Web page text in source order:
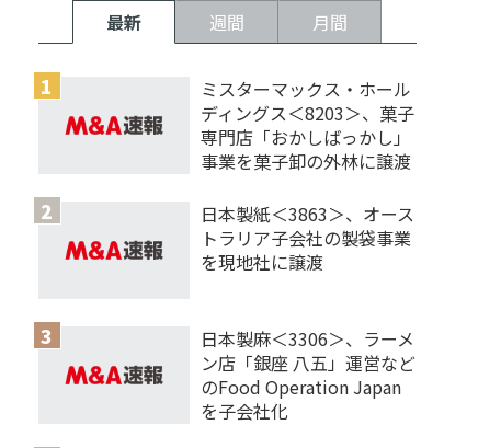
最新 週間 月間
ミスターマックス・ホール
ディングス＜8203＞、菓子
専門店「おかしばっかし」
事業を菓子卸の外林に譲渡
日本製紙＜3863＞、オース
トラリア子会社の製袋事業
を現地社に譲渡
日本製麻＜3306＞、ラーメ
ン店「銀座 八五」運営など
のFood Operation Japan
を子会社化